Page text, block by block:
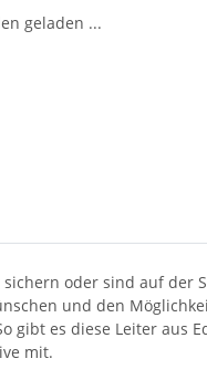
geladen ...
oder sind auf der
und den
gibt es diese Leiter aus
mit.